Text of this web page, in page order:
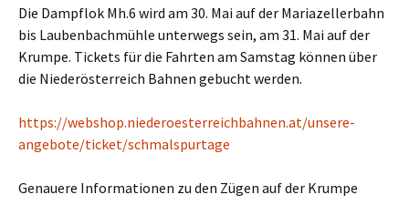
Die Dampflok Mh.6 wird am 30. Mai auf der Mariazellerbahn
bis Laubenbachmühle unterwegs sein, am 31. Mai auf der
Krumpe. Tickets für die Fahrten am Samstag können über
die Niederösterreich Bahnen gebucht werden.
https://webshop.niederoesterreichbahnen.at/unsere-
angebote/ticket/schmalspurtage
Genauere Informationen zu den Zügen auf der Krumpe